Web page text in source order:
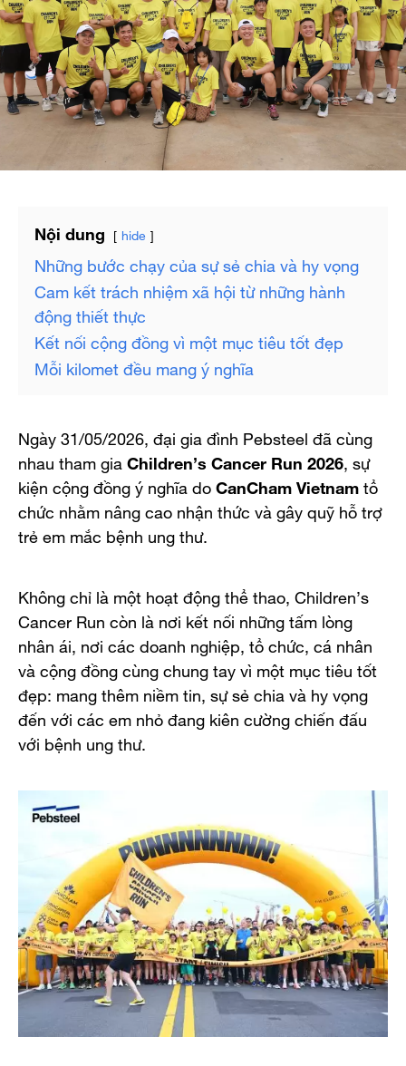
Nội dung hide
Những bước chạy của sự sẻ chia và hy vọng
Cam kết trách nhiệm xã hội từ những hành
động thiết thực
Kết nối cộng đồng vì một mục tiêu tốt đẹp
Mỗi kilomet đều mang ý nghĩa
Ngày 31/05/2026, đại gia đình Pebsteel đã cùng
nhau tham giaChildren’s Cancer Run 2026, sự
kiện cộng đồng ý nghĩa doCanCham Vietnamtổ
chức nhằm nâng cao nhận thức và gây quỹ hỗ trợ
trẻ em mắc bệnh ung thư.
Không chỉ là một hoạt động thể thao, Children’s
Cancer Run còn là nơi kết nối những tấm lòng
nhân ái, nơi các doanh nghiệp, tổ chức, cá nhân
và cộng đồng cùng chung tay vì một mục tiêu tốt
đẹp: mang thêm niềm tin, sự sẻ chia và hy vọng
đến với các em nhỏ đang kiên cường chiến đấu
với bệnh ung thư.